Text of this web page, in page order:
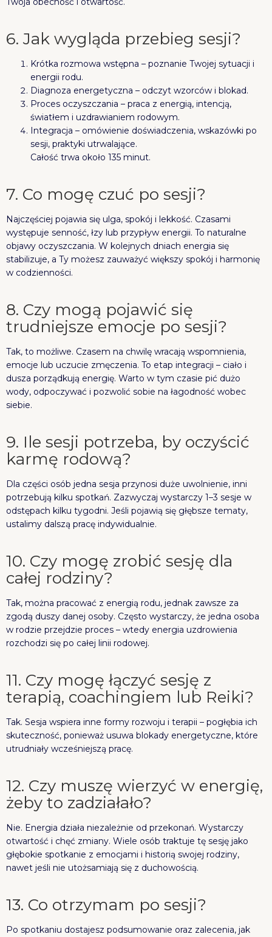
6. Jak wygląda przebieg sesji?
Krótka rozmowa wstępna – poznanie Twojej sytuacji i
energii rodu.
Diagnoza energetyczna – odczyt wzorców i blokad.
Proces oczyszczania – praca z energią, intencją,
światłem i uzdrawianiem rodowym.
Integracja – omówienie doświadczenia, wskazówki po
sesji, praktyki utrwalające.
Całość trwa około 135 minut.
7. Co mogę czuć po sesji?
Najczęściej pojawia się ulga, spokój i lekkość. Czasami
występuje senność, łzy lub przypływ energii. To naturalne
objawy oczyszczania. W kolejnych dniach energia się
stabilizuje, a Ty możesz zauważyć większy spokój i harmonię
w codzienności.
8. Czy mogą pojawić się
trudniejsze emocje po sesji?
Tak, to możliwe. Czasem na chwilę wracają wspomnienia,
emocje lub uczucie zmęczenia. To etap integracji – ciało i
dusza porządkują energię. Warto w tym czasie pić dużo
wody, odpoczywać i pozwolić sobie na łagodność wobec
siebie.
9. Ile sesji potrzeba, by oczyścić
karmę rodową?
Dla części osób jedna sesja przynosi duże uwolnienie, inni
potrzebują kilku spotkań. Zazwyczaj wystarczy 1–3 sesje w
odstępach kilku tygodni. Jeśli pojawią się głębsze tematy,
ustalimy dalszą pracę indywidualnie.
10. Czy mogę zrobić sesję dla
całej rodziny?
Tak, można pracować z energią rodu, jednak zawsze za
zgodą duszy danej osoby. Często wystarczy, że jedna osoba
w rodzie przejdzie proces – wtedy energia uzdrowienia
rozchodzi się po całej linii rodowej.
11. Czy mogę łączyć sesję z
terapią, coachingiem lub Reiki?
Tak. Sesja wspiera inne formy rozwoju i terapii – pogłębia ich
skuteczność, ponieważ usuwa blokady energetyczne, które
utrudniały wcześniejszą pracę.
12. Czy muszę wierzyć w energię,
żeby to zadziałało?
Nie. Energia działa niezależnie od przekonań. Wystarczy
otwartość i chęć zmiany. Wiele osób traktuje tę sesję jako
głębokie spotkanie z emocjami i historią swojej rodziny,
nawet jeśli nie utożsamiają się z duchowością.
13. Co otrzymam po sesji?
Po spotkaniu dostajesz podsumowanie oraz zalecenia, jak